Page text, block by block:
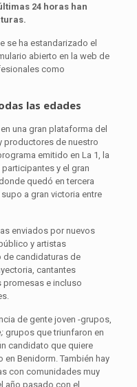
24 horas han
se ha estandarizado el
abierto en la web de
como
las edades
una gran plataforma del
productores de nuestro
emitido en La 1, la
y el gran
quedó en tercera
a gran victoria entre
enviados por nuevos
y artistas
de candidaturas de
cantantes
promesas e incluso
de gente joven -grupos,
grupos que triunfaron en
candidato que quiere
Benidorm. También hay
con comunidades muy
año pasado con el